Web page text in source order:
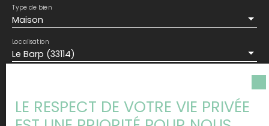
Maison
Type de bien
Le Barp (33114)
Localisation
Surface min (m²)
LE RESPECT DE VOTRE VIE PRIVÉE